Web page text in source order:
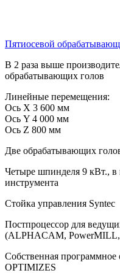
Пятиосевой
В 2 раза выше
обрабатывающих голов
Линейные перемещения:
Ось X 3 600 мм
Ось Y 4 000 мм
Ось Z 800 мм
Две обрабатывающих
Четыре шпинделя 9 кВт., в
инструмента
Стойка управления Syntec
Постпроцессор для
(ALPHACAM, PowerMILL,
Собственная
OPTIMIZES